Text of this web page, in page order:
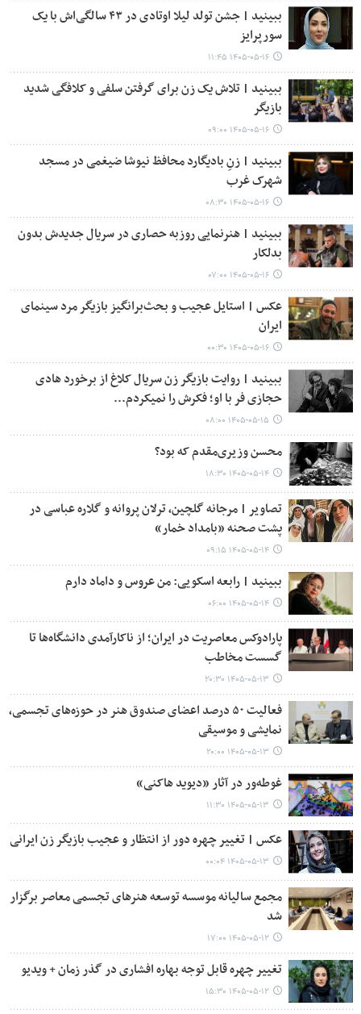
ببینید | جشن تولد لیلا اوتادی در ۴۳ سالگی‌اش با یک
سورپرایز
۱۴۰۵-۰۵-۱۶ ۱۱:۴۵
ببینید | تلاش یک زن برای گرفتن سلفی و کلافگی شدید
بازیگر
۱۴۰۵-۰۵-۱۶ ۰۹:۰۰
ببینید | زنِ بادیگارد محافظ نیوشا ضیغمی در مسجد
شهرک غرب
۱۴۰۵-۰۵-۱۶ ۰۸:۳۰
ببینید | هنرنمایی روزبه حصاری در سریال جدیدش بدون
بدلکار
۱۴۰۵-۰۵-۱۶ ۰۷:۰۰
عکس | استایل عجیب و بحث‌برانگیز بازیگر مرد سینمای
ایران
۱۴۰۵-۰۵-۱۶ ۰۰:۳۰
ببینید | روایت بازیگر زن سریال کلاغ از برخورد هادی
حجازی فر با او؛ فکرش را نمیکردم...
۱۴۰۵-۰۵-۱۵ ۰۸:۰۰
محسن وزیری‌مقدم که بود؟
۱۴۰۵-۰۵-۱۴ ۱۸:۳۰
تصاویر | مرجانه گلچین، ترلان پروانه و گلاره عباسی در
پشت صحنه «بامداد خمار»
۱۴۰۵-۰۵-۱۴ ۰۹:۱۵
ببینید | رابعه اسکویی: من عروس و داماد دارم
۱۴۰۵-۰۵-۱۴ ۰۶:۰۰
پارادوکس معاصریت در ایران؛ از ناکارآمدی دانشگاه‌ها تا
گسست مخاطب
۱۴۰۵-۰۵-۱۳ ۲۰:۳۰
فعالیت ۵۰ درصد اعضای صندوق هنر در حوزه‌های تجسمی،
نمایشی و موسیقی
۱۴۰۵-۰۵-۱۳ ۲۰:۰۰
غوطه‌ور در آثار «دیوید هاکنی»‌
۱۴۰۵-۰۵-۱۳ ۱۱:۳۰
عکس | تغییر چهره دور از انتظار و عجیب بازیگر زن ایرانی
۱۴۰۵-۰۵-۱۳ ۰۰:۰۴
مجمع سالیانه موسسه توسعه هنرهای تجسمی معاصر برگزار
شد
۱۴۰۵-۰۵-۱۲ ۱۷:۰۰
تغییر چهره قابل توجه بهاره افشاری در گذر زمان + ویدیو
۱۴۰۵-۰۵-۱۲ ۱۵:۳۰